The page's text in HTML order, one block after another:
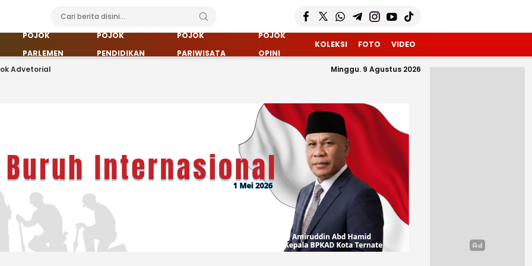
POJOK
PARLEMEN
POJOK
PENDIDIKAN
POJOK
PARIWISATA
POJOK
OPINI
KOLEKSI FOTO VIDEO
Advetorial Minggu. 9 Agustus 2026